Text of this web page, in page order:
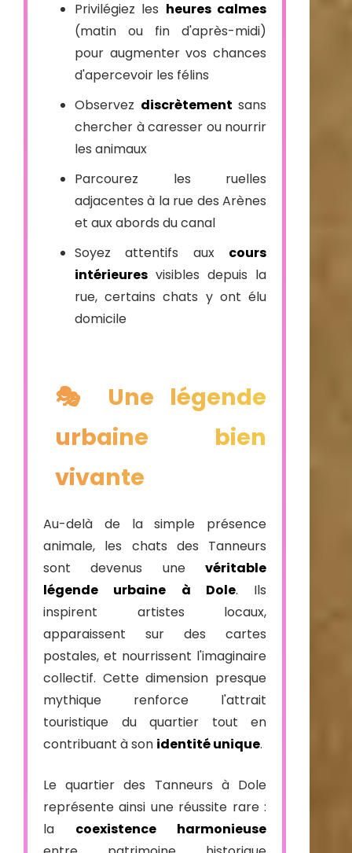
Privilégiez les heures calmes
(matin ou fin d'après-midi)
pour augmenter vos chances
d'apercevoir les félins
Observez discrètement sans
chercher à caresser ou nourrir
les animaux
Parcourez les ruelles
adjacentes à la rue des Arènes
et aux abords du canal
Soyez attentifs aux cours
intérieures visibles depuis la
rue, certains chats y ont élu
domicile
🎭 Une légende
urbaine bien
vivante
Au-delà de la simple présence
animale, les chats des Tanneurs
sont devenus unevéritable
légende urbaine à Dole. Ils
inspirent artistes locaux,
apparaissent sur des cartes
postales, et nourrissent l'imaginaire
collectif. Cette dimension presque
mythique renforce l'attrait
touristique du quartier tout en
contribuant à son identité unique.
Le quartier des Tanneurs à Dole
représente ainsi une réussite rare :
la coexistence harmonieuse